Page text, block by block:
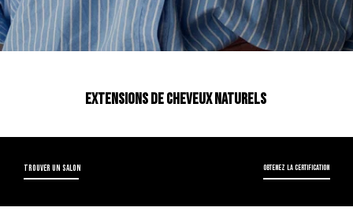
Extensions de cheveux naturels
TROUVER UN SALON OBTENEZ LA CERTIFICATION